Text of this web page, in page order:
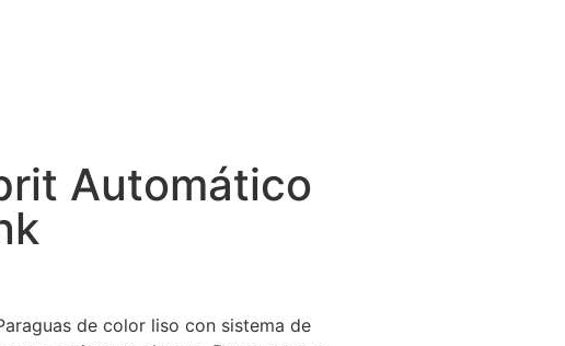
Automático
de color liso con sistema de